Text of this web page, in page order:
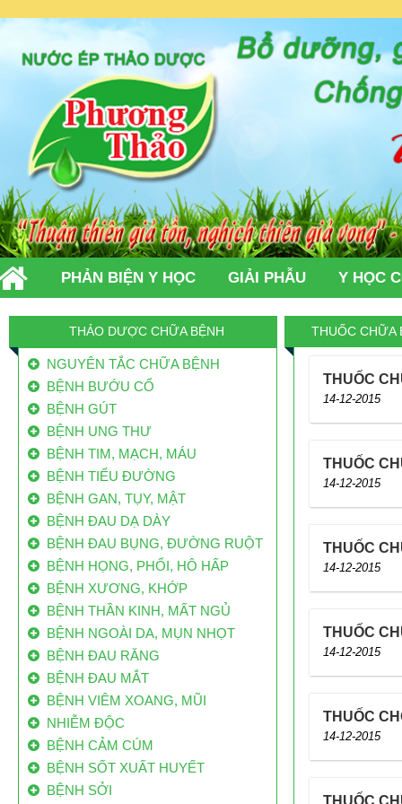
PHẢN BIỆN Y HỌC GIẢI PHẪU Y HỌC
TỨC LIÊN HỆ
THẢO DƯỢC CHỮA BỆNH
NGUYÊN TẮC CHỮA BỆNH
BỆNH BƯỚU CỔ
BỆNH GÚT
BỆNH UNG THƯ
BỆNH TIM, MẠCH, MÁU
BỆNH TIỂU ĐƯỜNG
BỆNH GAN, TỤY, MẬT
BỆNH ĐAU DẠ DÀY
BỆNH ĐAU BỤNG, ĐƯỜNG RUỘT
BỆNH HỌNG, PHỔI, HÔ HẤP
BỆNH XƯƠNG, KHỚP
BỆNH THẦN KINH, MẤT NGỦ
BỆNH NGOÀI DA, MỤN NHỌT
BỆNH ĐAU RĂNG
BỆNH ĐAU MẮT
BỆNH VIÊM XOANG, MŨI
NHIỄM ĐỘC
BỆNH CẢM CÚM
BỆNH SỐT XUẤT HUYẾT
BỆNH SỞI
80% BỆNH NHÂN UNG THƯ VN ĐẾN BỆNH
VIỆN Ở GIAI ĐOẠN CUỐI
Mỗi năm VN có 200 ngàn bệnh nhân ung thư
mới, 70 ngàn người bệnh ung thư tử vong.
Trong đó, đến 80% bệnh nhân ung thư ở VN
đến bệnh viện khi bệnh đã ở giai đoạn muộn.
Việt Nam có 160.000 ca ung thư/năm: Vì
sao ăn bẩn, độc
Mỗi năm Việt Nam có từ 130 nghìn đến 160
nghìn trường hợp mắc mới, trong đó có
khoảng 85 nghìn đến 115 nghìn người tử vong
do căn bệnh này.
Công bố danh sách “làng ung thư”
THUỐC CHỮA
THUỐC
14-12-2015
THUỐC
14-12-2015
THUỐC
14-12-2015
THUỐC
14-12-2015
THUỐC
14-12-2015
THUỐC